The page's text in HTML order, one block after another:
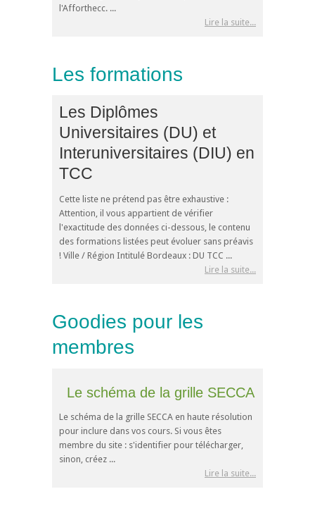
l'Afforthecc. ...
Lire la suite...
Les formations
Les Diplômes
Universitaires (DU) et
Interuniversitaires (DIU) en
TCC
Cette liste ne prétend pas être exhaustive :
Attention, il vous appartient de vérifier
l'exactitude des données ci-dessous, le contenu
des formations listées peut évoluer sans préavis
! Ville / Région Intitulé Bordeaux : DU TCC ...
Lire la suite...
Goodies pour les
membres
Le schéma de la grille SECCA
Le schéma de la grille SECCA en haute résolution
pour inclure dans vos cours. Si vous êtes
membre du site : s'identifier pour télécharger,
sinon, créez ...
Lire la suite...